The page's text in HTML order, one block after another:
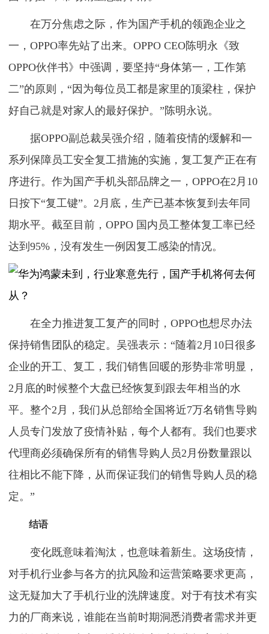
在万分焦虑之际，作为国产手机的领跑企业之
一，OPPO率先站了出来。OPPO CEO陈明永《致
OPPO伙伴书》中强调，要坚持“身体第一，工作第
二”的原则，“因为每位员工都是家里的顶梁柱，保护
好自己就是对家人的最好保护。”陈明永说。
据OPPO副总裁吴强介绍，随着疫情的缓解和一
系列保障员工安全复工措施的实施，复工复产正在有
序进行。作为国产手机头部品牌之一，OPPO在2月10
日按下“复工键”。2月底，生产已基本恢复到去年同
期水平。截至目前，OPPO 国内员工整体复工率已经
达到95%，没有发生一例因复工感染的情况。
在全力推进复工复产的同时，OPPO也想尽办法
保持销售团队的稳定。吴强表示：“随着2月10日很多
企业的开工、复工，我们销售回暖的形势非常明显，
2月底的时候整个大盘已经恢复到跟去年相当的水
平。整个2月，我们从总部给全国将近7万名销售导购
人员专门发放了疫情补贴，每个人都有。我们也要求
代理商必须确保所有的销售导购人员2月份数量跟以
往相比不能下降，从而保证我们的销售导购人员的稳
定。”
结语
变化既意味着淘汰，也意味着新生。这场疫情，
对手机行业参与各方的抗风险和运营策略要求更高，
这无疑加大了手机行业的洗牌速度。对于有技术有实
力的厂商来说，谁能在当前时期洞悉消费者需求并更